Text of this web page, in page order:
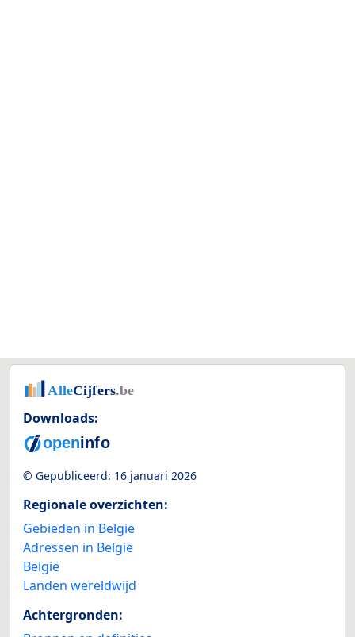
Downloads:
© Gepubliceerd: 16 januari 2026
Regionale overzichten:
Gebieden in België
Adressen in België
België
Landen wereldwijd
Achtergronden: